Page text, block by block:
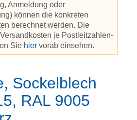
Anmeldung oder
können die konkreten
berechnet werden. Die
je Postleitzahlen-
Sie hier vorab einsehen.
Sockelblech
RAL 9005